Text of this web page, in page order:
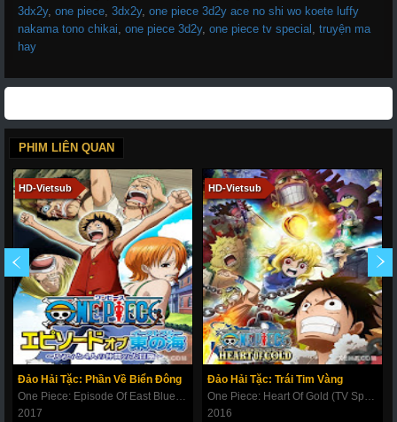
3dx2y, one piece, 3dx2y, one piece 3d2y ace no shi wo koete luffy
nakama tono chikai, one piece 3d2y, one piece tv special , truyện ma
hay
PHIM LIÊN QUAN
HD-Vietsub
Đảo Hải Tặc: Phần Về Biển Đông
One Piece: Episode Of East Blue (TV Special)
2017
HD-Vietsub
Đảo Hải Tặc: Trái Tim Vàng
One Piece: Heart Of Gold (TV Special)
2016